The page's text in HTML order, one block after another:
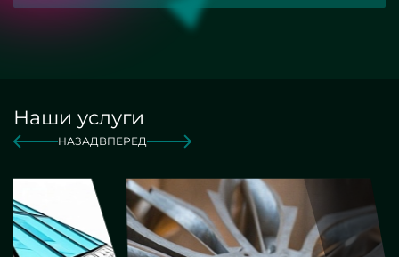
Наши услуги
НАЗАДВПЕРЕД